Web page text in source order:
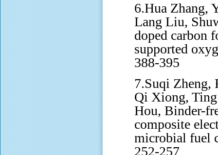
6.Hua Zhang,
Lang Liu,
doped carbon
supported
388-395
7.Suqi Zheng,
Qi Xiong, Ting
Hou, Binder-
composite
microbial fuel
252-257